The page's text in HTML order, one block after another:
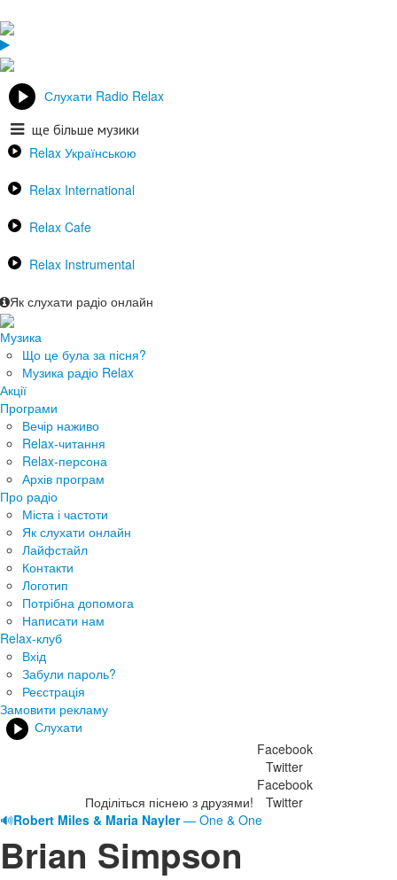
Слухати Radio Relax
ще більше музики
Relax Українською
Relax International
Relax Cafe
Relax Instrumental
Як слухати радіо онлайн
Музика
Що це була за пісня?
Музика радіо Relax
Акції
Програми
Вечір наживо
Relax-читання
Relax-персона
Архів програм
Про радіо
Міста і частоти
Як слухати онлайн
Лайфстайл
Контакти
Логотип
Потрібна допомога
Написати нам
Relax-клуб
Вхід
Забули пароль?
Реєстрація
Замовити рекламу
Слухати
Поділіться піснею з друзями!
Facebook
Twitter
Facebook
Twitter
🔊Robert Miles & Maria Nayler— One & One
Brian Simpson